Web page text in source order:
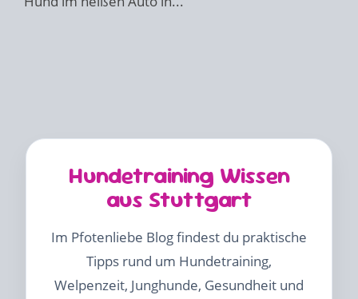
Hundetraining Wissen
aus Stuttgart
Im Pfotenliebe Blog findest du praktische
Tipps rund um Hundetraining,
Welpenzeit, Junghunde, Gesundheit und